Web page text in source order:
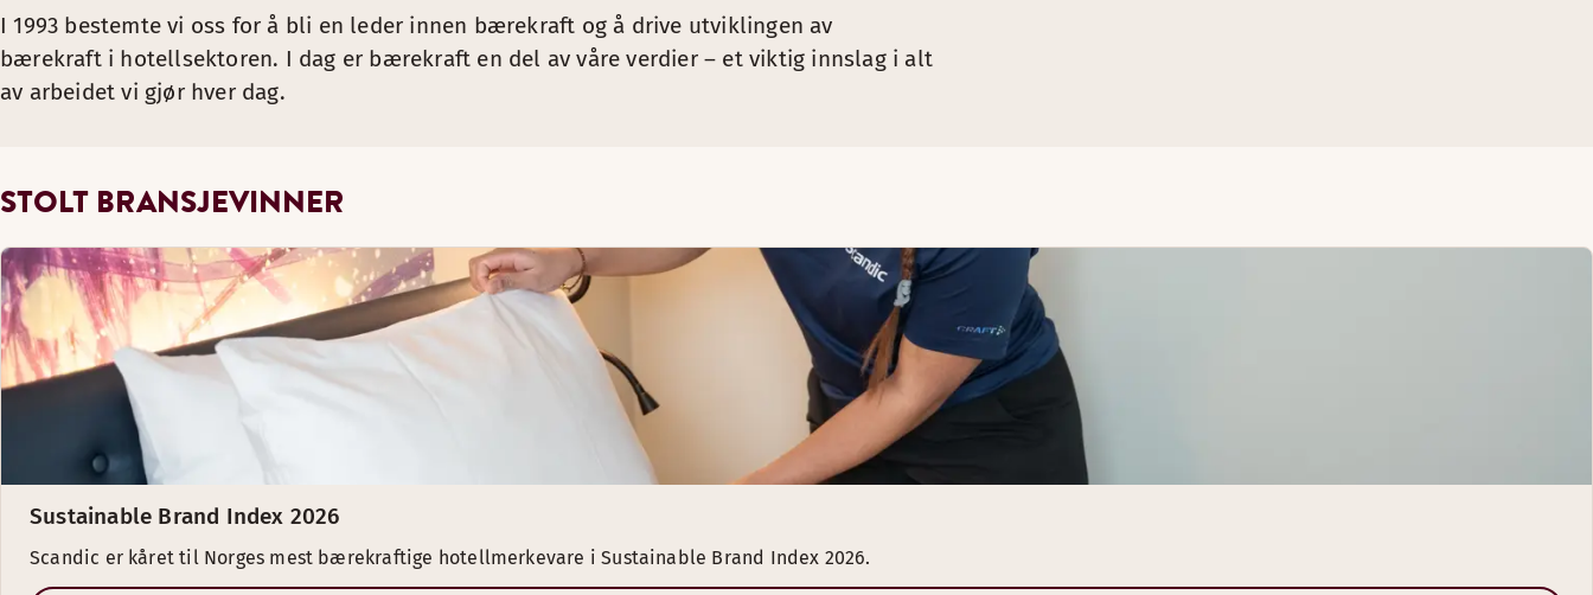
I 1993 bestemte vi oss for å bli en leder innen bærekraft og å drive utviklingen av
bærekraft i hotellsektoren. I dag er bærekraft en del av våre verdier – et viktig innslag i alt
av arbeidet vi gjør hver dag.
STOLT BRANSJEVINNER
Sustainable Brand Index 2026
Scandic er kåret til Norges mest bærekraftige hotellmerkevare i Sustainable Brand Index 2026.